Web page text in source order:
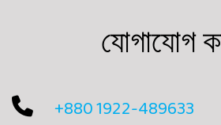
যোগাযোগ
+880 1922-489633